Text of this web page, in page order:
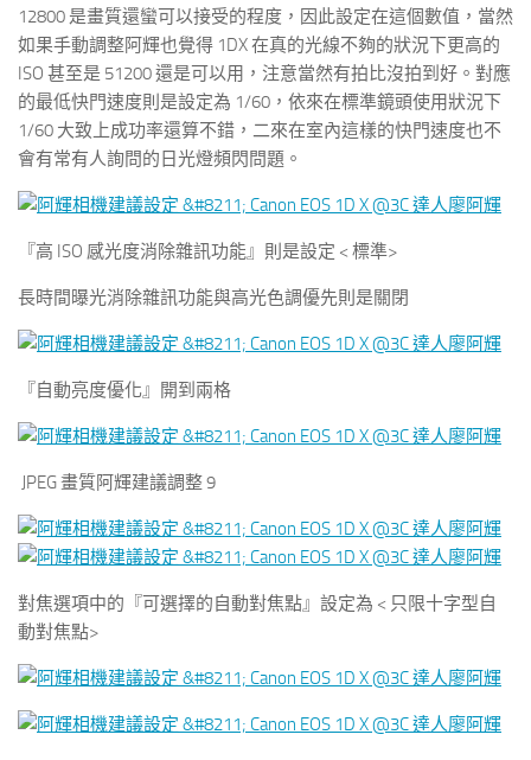
12800 是畫質還蠻可以接受的程度，因此設定在這個數值，當然
如果手動調整阿輝也覺得 1DX 在真的光線不夠的狀況下更高的
ISO 甚至是 51200 還是可以用，注意當然有拍比沒拍到好。對應
的最低快門速度則是設定為 1/60，依來在標準鏡頭使用狀況下
1/60 大致上成功率還算不錯，二來在室內這樣的快門速度也不
會有常有人詢問的日光燈頻閃問題。
『高 ISO 感光度消除雜訊功能』則是設定 < 標準>
長時間曝光消除雜訊功能與高光色調優先則是關閉
『自動亮度優化』開到兩格
JPEG 畫質阿輝建議調整 9
對焦選項中的『可選擇的自動對焦點』設定為 < 只限十字型自
動對焦點>